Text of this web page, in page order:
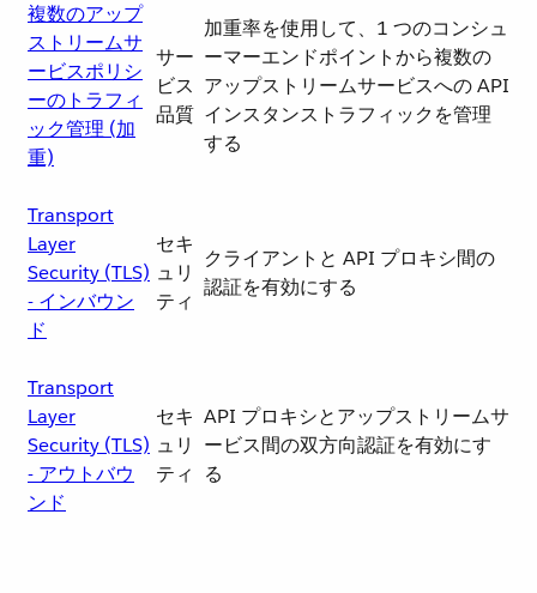
複数のアップ
ストリームサ
ービスポリシ
ーのトラフィ
ック管理 (加
重)
サー
ビス
品質
加重率を使用して、1 つのコンシュ
ーマーエンドポイントから複数の
アップストリームサービスへの API
インスタンストラフィックを管理
する
Transport
Layer
Security (TLS)
- インバウン
ド
セキ
ュリ
ティ
クライアントと API プロキシ間の
認証を有効にする
Transport
Layer
Security (TLS)
- アウトバウ
ンド
セキ
ュリ
ティ
API プロキシとアップストリームサ
ービス間の双方向認証を有効にす
る